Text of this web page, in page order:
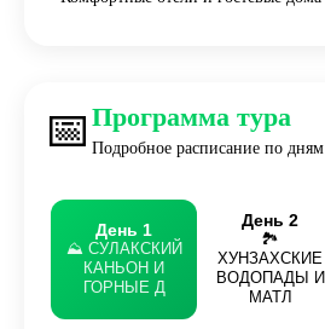
📅 Программа тура
Подробное расписание по дням
День 1
⛰️ СУЛАКСКИЙ
КАНЬОН И
ГОРНЫЕ Д
День 2
🏞️
ХУНЗАХСКИЕ
ВОДОПАДЫ И
МАТЛ